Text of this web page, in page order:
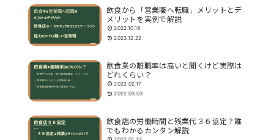
飲食から「営業職へ転職」メリットとデ
メリットを実例で解説
2022.10.19
2023.12.22
飲食業の離職率は高いと聞くけど実際は
どれくらい？
2022.02.17
2022.03.03
飲食店の労働時間と残業代３６協定？誰
でもわかるカンタン解説